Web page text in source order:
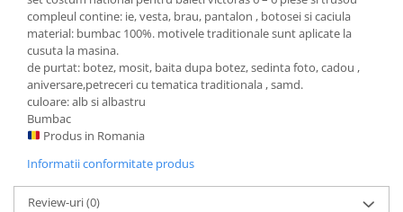
compleul contine: ie, vesta, brau, pantalon , botosei si caciula
material: bumbac 100%. motivele traditionale sunt aplicate la
cusuta la masina.
de purtat: botez, mosit, baita dupa botez, sedinta foto, cadou ,
aniversare,petreceri cu tematica traditionala , samd.
culoare: alb si albastru
Bumbac
Produs in Romania
Informatii conformitate produs
Review-uri(0)